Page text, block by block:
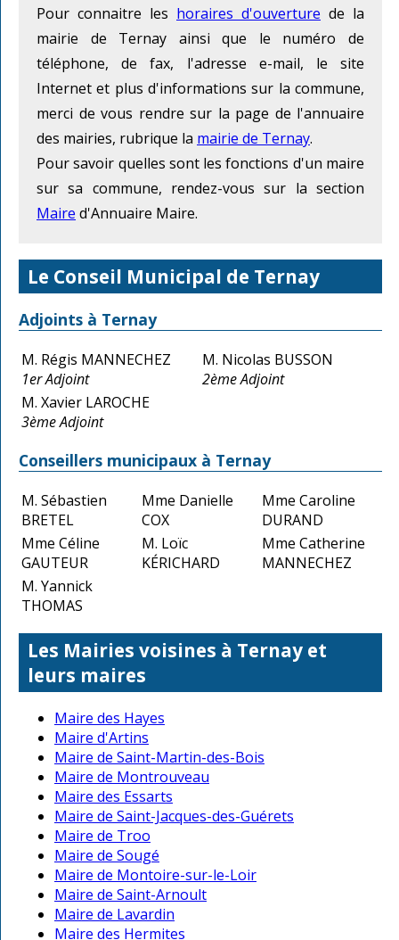
Pour connaitre les horaires d'ouverture de la
mairie de Ternay ainsi que le numéro de
téléphone, de fax, l'adresse e-mail, le site
Internet et plus d'informations sur la commune,
merci de vous rendre sur la page de l'annuaire
des mairies, rubrique la mairie de Ternay.
Pour savoir quelles sont les fonctions d'un maire
sur sa commune, rendez-vous sur la section
Maire d'Annuaire Maire.
Le Conseil Municipal de Ternay
Adjoints à Ternay
M. Régis MANNECHEZ
1er Adjoint
M. Nicolas BUSSON
2ème Adjoint
M. Xavier LAROCHE
3ème Adjoint
Conseillers municipaux à Ternay
M. Sébastien
BRETEL
Mme Danielle
COX
Mme Caroline
DURAND
Mme Céline
GAUTEUR
M. Loïc
KÉRICHARD
Mme Catherine
MANNECHEZ
M. Yannick
THOMAS
Les Mairies voisines à Ternay et
leurs maires
Maire des Hayes
Maire d'Artins
Maire de Saint-Martin-des-Bois
Maire de Montrouveau
Maire des Essarts
Maire de Saint-Jacques-des-Guérets
Maire de Troo
Maire de Sougé
Maire de Montoire-sur-le-Loir
Maire de Saint-Arnoult
Maire de Lavardin
Maire des Hermites